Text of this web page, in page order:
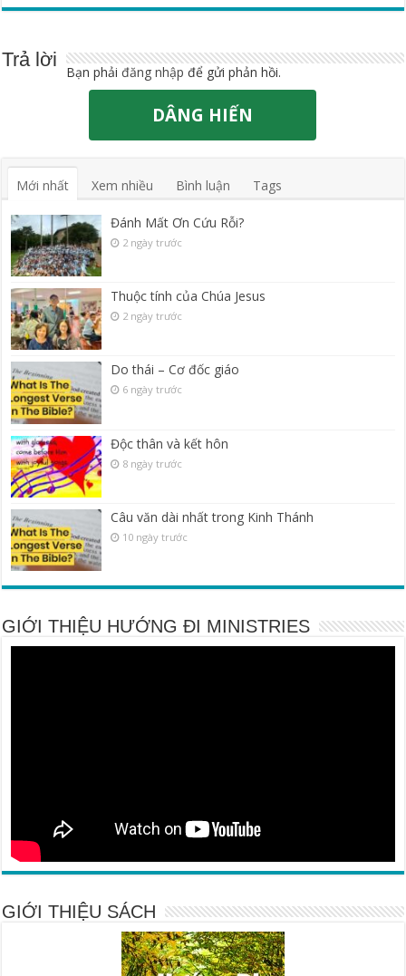
Trả lời
Bạn phảiđăng nhập để gửi phản hồi.
DÂNG HIẾN
Mới nhất Xem nhiều Bình luận Tags
Đánh Mất Ơn Cứu Rỗi?
2 ngày trước
Thuộc tính của Chúa Jesus
2 ngày trước
Do thái – Cơ đốc giáo
6 ngày trước
Độc thân và kết hôn
8 ngày trước
Câu văn dài nhất trong Kinh Thánh
10 ngày trước
GIỚI THIỆU HƯỚNG ĐI MINISTRIES
GIỚI THIỆU SÁCH